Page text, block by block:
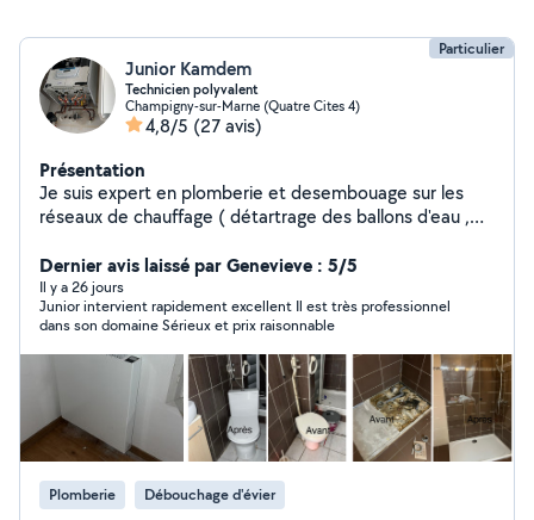
Particulier
Junior Kamdem
Technicien polyvalent
Champigny-sur-Marne (Quatre Cites 4)
4,8/5 (27 avis)
Présentation
Je suis expert en plomberie et desembouage sur les
réseaux de chauffage ( détartrage des ballons d'eau ,
entretien des adoucisseurs. ) rinçage des circuits de
chauffage et radiateur. Plombier installation et
dépannage des équipements sanitaires (wc ,levier,
lavabos robinet parois de douche et receveur de
douche , carrelage ) débouchage des tuyaux , petit
bricolage ( Meubles cuisine, Tv, miroir, cadres, tringles à
rideaux, étagères) Rénovation complète des salles de
bain Je suis disponible pour tout vos problèmes. Votre
satisfaction est ma priorité
Dernier avis laissé par Genevieve : 5/5
Il y a 26 jours
Junior intervient rapidement excellent Il est très professionnel
dans son domaine Sérieux et prix raisonnable
Plomberie Débouchage d'évier